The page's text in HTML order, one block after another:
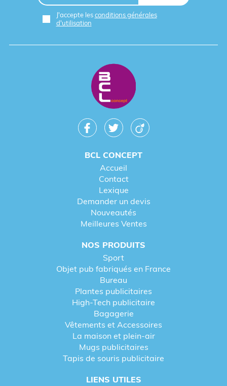
J'accepte lesconditions générales
d'utilisation
BCL CONCEPT
Accueil
Contact
Lexique
Demander un devis
Nouveautés
Meilleures Ventes
NOS PRODUITS
Sport
Objet pub fabriqués en France
Bureau
Plantes publicitaires
High-Tech publicitaire
Bagagerie
Vêtements et Accessoires
La maison et plein-air
Mugs publicitaires
Tapis de souris publicitaire
LIENS UTILES